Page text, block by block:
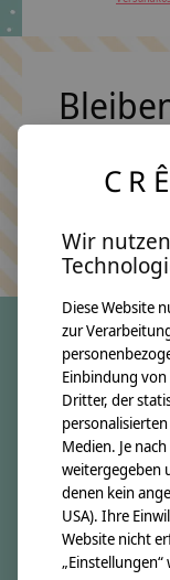
crêpes suzette
Über uns
Unsere Creppies
Nähkästchen
Unsere Stoffe
Impressum
Wir
Diese Website
zur
Einbindung
Dritter, der
Medien. Je
weitergegeben
denen kein
USA). Ihre
Website nicht